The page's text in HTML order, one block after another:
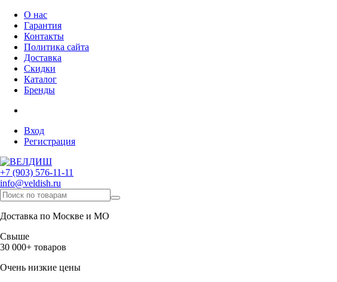
О нас
Гарантия
Контакты
Политика сайта
Доставка
Скидки
Каталог
Бренды
Вход
Регистрация
+7 (903) 576-11-11
info@veldish.ru
Доставка по Москве и МО
Свыше
30 000+ товаров
Очень низкие цены